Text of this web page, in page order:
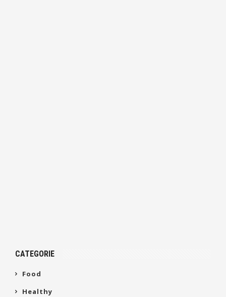
CATEGORIE
Food
Healthy